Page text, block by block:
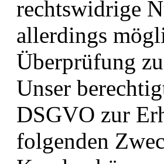
rechtswidrige
allerdings
Überprüfung
Unser
DSGVO zur
folgenden